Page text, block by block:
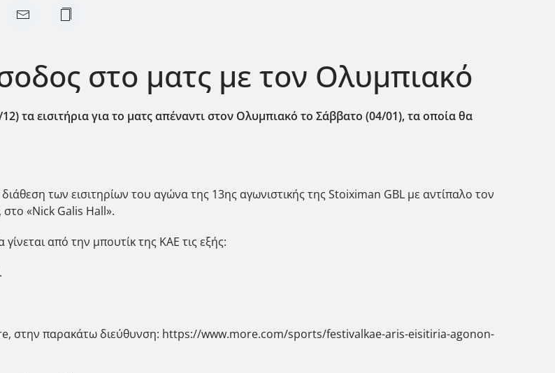
στο ματς με τον Ολυμπιακό
τα εισιτήρια για το ματς απέναντι στον Ολυμπιακό το Σάββατο (04/01), τα οποία θα
των εισιτηρίων του αγώνα της 13ης αγωνιστικής της Stoiximan GBL με αντίπαλο τον
«Nick Galis Hall».
από την μπουτίκ της ΚΑΕ τις εξής:
στην παρακάτω διεύθυνση: https://www.more.com/sports/festivalkae-aris-eisitiria-agonon-